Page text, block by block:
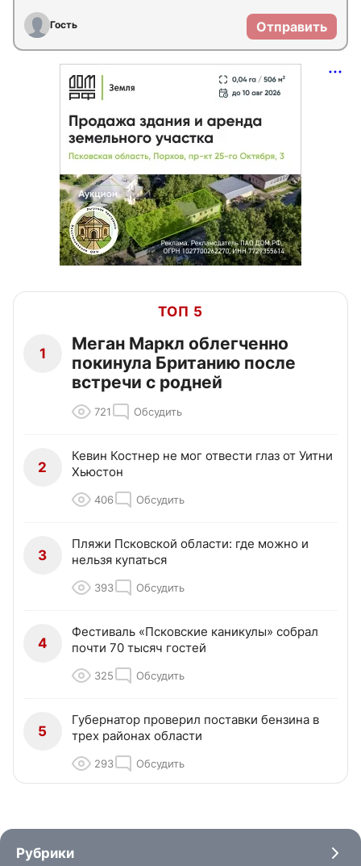
Гость Отправить
ТОП 5
1
Меган Маркл облегченно
покинула Британию после
встречи с родней
721 Обсудить
2
Кевин Костнер не мог отвести глаз от Уитни
Хьюстон
406 Обсудить
3
Пляжи Псковской области: где можно и
нельзя купаться
393 Обсудить
4
Фестиваль «Псковские каникулы» собрал
почти 70 тысяч гостей
325 Обсудить
5
Губернатор проверил поставки бензина в
трех районах области
293 Обсудить
Рубрики